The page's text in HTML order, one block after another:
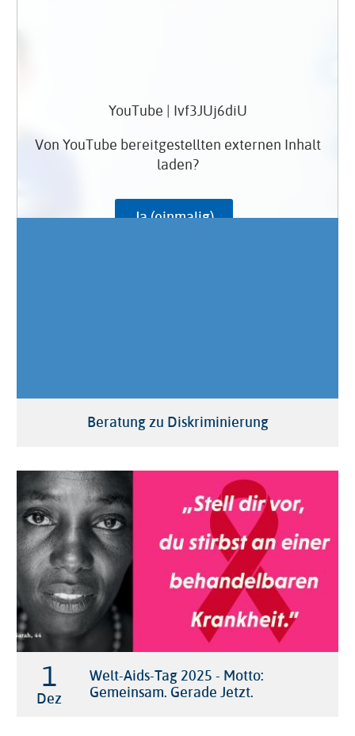
YouTube | Ivf3JUj6diU
VonYouTube bereitgestellten externen Inhalt
laden?
Ja (einmalig)
Beratung zu Diskriminierung
1
Dez
Welt-Aids-Tag 2025 - Motto:
Gemeinsam. Gerade Jetzt.